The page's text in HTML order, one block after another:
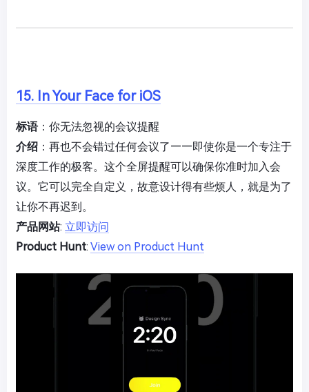
15. In Your Face for iOS
标语：你无法忽视的会议提醒
介绍 ：再也不会错过任何会议了——即使你是一个专注于
深度工作的极客。这个全屏提醒可以确保你准时加入会
议。它可以完全自定义，故意设计得有些烦人，就是为了
让你不再迟到。
产品网站: 立即访问
Product Hunt: View on Product Hunt